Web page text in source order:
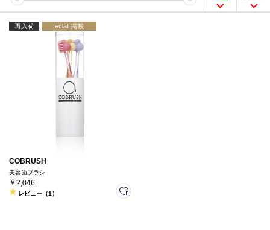
再入荷 eclat 掲載
COBRUSH
美容歯ブラシ
￥2,046
レビュー（1）